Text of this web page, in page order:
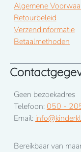
Algemene
Retourbeleid
Verzendinformatie
Betaalmethoden
Geen bezoekadres
Telefoon: 050 -
Email:
Bereikbaar van